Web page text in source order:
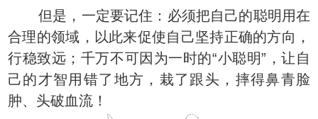
但是，一定要记住：必须把自己的聪明用在
合理的领域，以此来促使自己坚持正确的方向，
行稳致远；千万不可因为一时的“小聪明”，让自
己的才智用错了地方，栽了跟头，摔得鼻青脸
肿、头破血流！